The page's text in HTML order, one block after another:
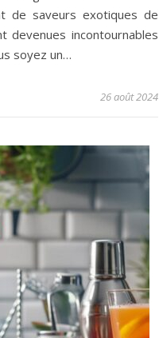
de saveurs exotiques de
devenues incontournables
soyez un…
26 août 2024